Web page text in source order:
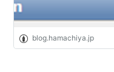
blog.hamachiya.jp